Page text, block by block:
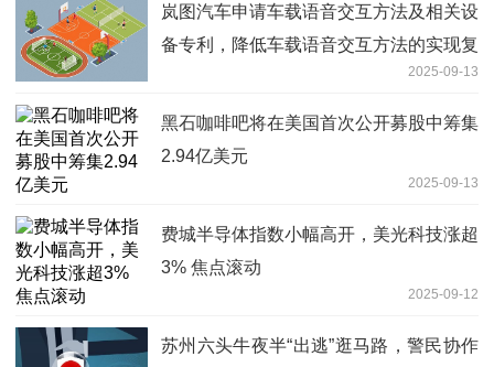
岚图汽车申请车载语音交互方法及相关设
备专利，降低车载语音交互方法的实现复
2025-09-13
黑石咖啡吧将在美国首次公开募股中筹集
2.94亿美元
2025-09-13
费城半导体指数小幅高开，美光科技涨超
3% 焦点滚动
2025-09-12
苏州六头牛夜半“出逃”逛马路，警民协作